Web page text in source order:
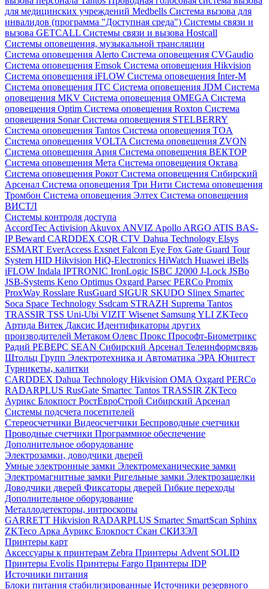
для медицинских учреждений Medbells Система вызова для
инвалидов (программа "Доступная среда") Системы связи и
вызова GETCALL Системы связи и вызова Hostcall
Системы оповещения, музыкальной трансляции
Система оповещения Alerto Система оповещения CVGaudio
Система оповещения Emsok Система оповещения Hikvision
Система оповещения iFLOW Система оповещения Inter-M
Система оповещения ITC Система оповещения JDM Система
оповещения MKV Система оповещения OMEGA Система
оповещения Optim Система оповещения Roxton Система
оповещения SonarСистема оповещения STELBERRY
Система оповещения Tantos Система оповещения TOA
Система оповещения VOLTA Система оповещения ZVON
Система оповещения Ария Система оповещения ВЕКТОР
Система оповещения Мета Система оповещения Октава
Система оповещения Рокот Система оповещения Сибирский
Арсенал Система оповещения Три Нити Система оповещения
Тромбон Система оповещения Элтех Система оповещения
ВИСТЛ
Системы контроля доступа
AccordTec Activision Akuvox ANVIZ Apollo ARGO ATIS BAS-
IPBeward CARDDEX CQR CTV Dahua Technology Elsys
ESMART EverAccess Exsnet Falcon Eye Fox Gate Guard Tour
System HID Hikvision HiQ-Electronics HiWatch Huawei iBells
iFLOW Indala IPTRONIC IronLogic ISBC J2000 J-Lock JSBo
JSB-Systems Keno Optimus Oxgard Parsec PERCo Promix
ProxWay Rosslare RusGuard SIGUR SKUDO Slinex Smartec
Soca Space Technology Ssdcam STRAZH Suprema Tantos
TRASSIR TSS Uni-Ubi VIZIT Wisenet SamsungYLI ZKTeco
Артида Витек Даксис Идентификаторы других
производителей Метаком Олевс Прокс Прософт-Биометрикс
Радий РЕВЕРС SEAN Сибирский Арсенал Телеинформсвязь
Штольц Групп Электротехника и Автоматика ЭРА Юнитест
Турникеты, калитки
CARDDEX Dahua Technology Hikvision ОМА Oxgard PERCo
RADARPLUS RusGate Smartec Tantos TRASSIR ZKTeco
Аурикс Блокпост РостЕвроСтрой Сибирский Арсенал
Системы подсчета посетителей
Стереосчетчики Видеосчетчики Беспроводные счетчики
Проводные счетчики Программное обеспечение
Дополнительное оборудование
Электрозамки, доводчики дверей
Умные электронные замки Электромеханические замки
Электромагнитные замки Ригельные замки Электрозащелки
Доводчики дверей Фиксаторы дверей Гибкие переходы
Дополнительное оборудование
Металлодетекторы, интроскопы
GARRETT Hikvision RADARPLUS Smartec SmartScan Sphinx
ZKTeco Арка Аурикс Блокпост Скан СКИЗЭЛ
Принтеры карт
Аксессуары к принтерам Zebra Принтеры Advent SOLID
Принтеры Evolis Принтеры Fargo Принтеры IDP
Источники питания
Блоки питания стабилизированные Источники резервного